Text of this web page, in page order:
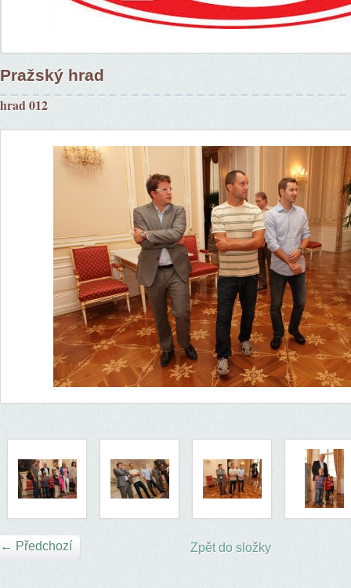
Pražský hrad
hrad 012
← Předchozí Zpět do složky